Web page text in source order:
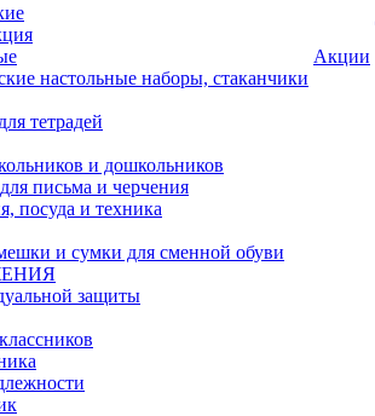
настольные наборы, стаканчики
тетрадей
и дошкольников
письма и черчения
посуда и техника
и сумки для сменной обуви
защиты
Акции